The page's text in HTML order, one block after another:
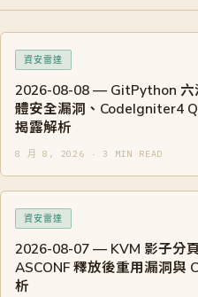
資安雷達
2026-08-08 — GitPython 六
體安全漏洞、CodeIgniter4
揭露解析
8 月 8, 2026 · 3 MIN READ
資安雷達
2026-08-07 — KVM 影子分
ASCONF 釋放後重用漏洞與
析